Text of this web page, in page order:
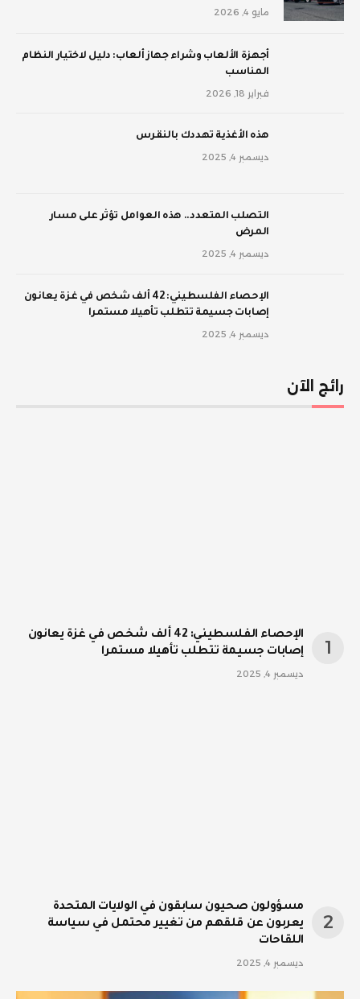
مايو 4, 2026
أجهزة الألعاب وشراء جهاز ألعاب: دليل لاختيار النظام
المناسب
فبراير 18, 2026
‫هذه الأغذية تهددك بالنقرس
ديسمبر 4, 2025
‫التصلب المتعدد.. هذه العوامل تؤثر على مسار
المرض
ديسمبر 4, 2025
الإحصاء الفلسطيني: 42 ألف شخص في غزة يعانون
إصابات جسيمة تتطلب تأهيلا مستمرا
ديسمبر 4, 2025
رائج الآن
الإحصاء الفلسطيني: 42 ألف شخص في غزة يعانون
إصابات جسيمة تتطلب تأهيلا مستمرا
ديسمبر 4, 2025
مسؤولون صحيون سابقون في الولايات المتحدة
يعربون عن قلقهم من تغيير محتمل في سياسة
اللقاحات
ديسمبر 4, 2025